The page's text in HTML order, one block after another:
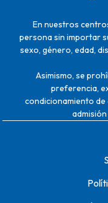
En nuestros
persona sin importar
sexo, género, edad,
Asimismo, se
preferencia,
condicionamiento de